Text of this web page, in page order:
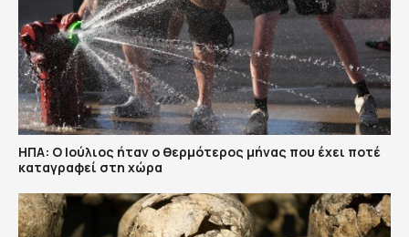
ΗΠΑ: Ο Ιούλιος ήταν ο θερμότερος μήνας που έχει ποτέ
καταγραφεί στη χώρα